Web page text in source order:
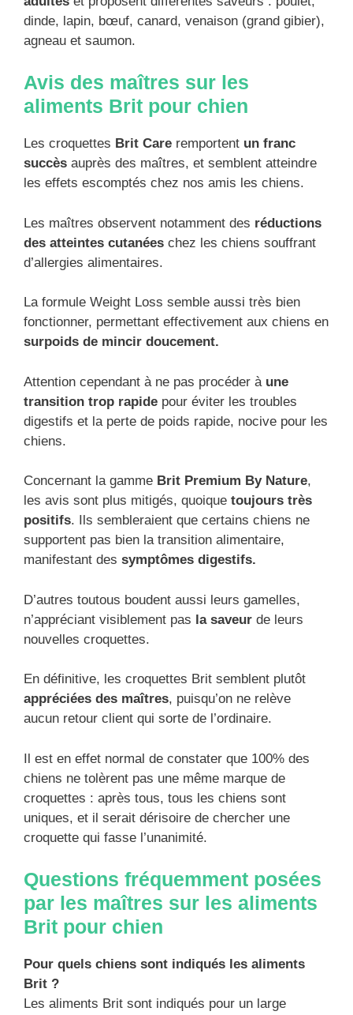
dinde, lapin, bœuf, canard, venaison (grand gibier),
agneau et saumon.
Avis des maîtres sur les
aliments Brit pour chien
Les croquettes Brit Care remportent un franc
succès auprès des maîtres, et semblent atteindre
les effets escomptés chez nos amis les chiens.
Les maîtres observent notamment des réductions
des atteintes cutanées chez les chiens souffrant
d’allergies alimentaires.
La formule Weight Loss semble aussi très bien
fonctionner, permettant effectivement aux chiens en
surpoids de mincir doucement.
Attention cependant à ne pas procéder à une
transition trop rapide pour éviter les troubles
digestifs et la perte de poids rapide, nocive pour les
chiens.
Concernant la gamme Brit Premium By Nature,
les avis sont plus mitigés, quoique toujours très
positifs. Ils sembleraient que certains chiens ne
supportent pas bien la transition alimentaire,
manifestant des symptômes digestifs.
D’autres toutous boudent aussi leurs gamelles,
n’appréciant visiblement pas la saveur de leurs
nouvelles croquettes.
En définitive, les croquettes Brit semblent plutôt
appréciées des maîtres, puisqu’on ne relève
aucun retour client qui sorte de l’ordinaire.
Il est en effet normal de constater que 100% des
chiens ne tolèrent pas une même marque de
croquettes : après tous, tous les chiens sont
uniques, et il serait dérisoire de chercher une
croquette qui fasse l’unanimité.
Questions fréquemment posées
par les maîtres sur les aliments
Brit pour chien
Pour quels chiens sont indiqués les aliments
Brit ?
Les aliments Brit sont indiqués pour un large